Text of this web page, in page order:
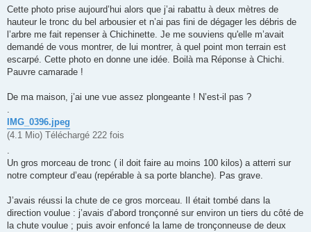
s
a
g
Cette photo prise aujourd’hui alors que j’ai rabattu à deux mètres de
hauteur le tronc du bel arbousier et n’ai pas fini de dégager les débris de
l’arbre me fait repenser à Chichinette. Je me souviens qu'elle m’avait
demandé de vous montrer, de lui montrer, à quel point mon terrain est
escarpé. Cette photo en donne une idée. Boilà ma Réponse à Chichi.
Pauvre camarade !
De ma maison, j’ai une vue assez plongeante ! N’est-il pas ?
.
IMG_0396.jpeg
(4.1 Mio) Téléchargé 222 fois
.
Un gros morceau de tronc ( il doit faire au moins 100 kilos) a atterri sur
notre compteur d’eau (repérable à sa porte blanche). Pas grave.
J’avais réussi la chute de ce gros morceau. Il était tombé dans la
direction voulue : j’avais d’abord tronçonné sur environ un tiers du côté de
la chute voulue ; puis avoir enfoncé la lame de tronçonneuse de deux